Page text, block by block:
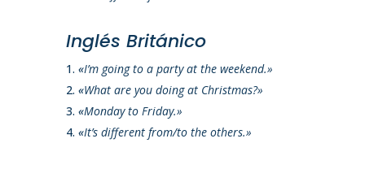
Inglés Británico
«I’m going to a party at the weekend.»
«What are you doing at Christmas?»
«Monday to Friday.»
«It’s different from/to the others.»